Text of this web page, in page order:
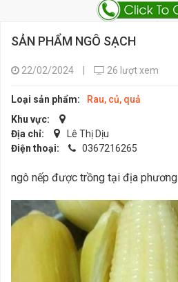
SẢN PHẨM NGÔ SẠCH
22/02/2024 26 lượt xem
Loại sản phẩm:
Rau, củ, quả
Khu vực:
Địa chỉ:
Lê Thị Dịu
Điện thoại:
0367216265
ngô nếp được trồng tại địa phương